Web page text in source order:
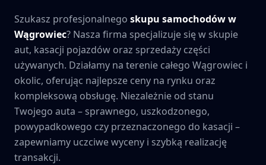
Szukasz profesjonalnego skupu samochodów w
Wągrowiec? Nasza firma specjalizuje się w skupie
aut, kasacji pojazdów oraz sprzedaży części
używanych. Działamy na terenie całego Wągrowiec i
okolic, oferując najlepsze ceny na rynku oraz
kompleksową obsługę. Niezależnie od stanu
Twojego auta – sprawnego, uszkodzonego,
powypadkowego czy przeznaczonego do kasacji –
zapewniamy uczciwe wyceny i szybką realizację
transakcji.